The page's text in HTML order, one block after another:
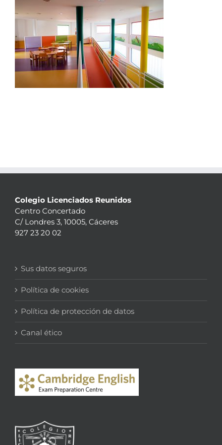
Colegio Licenciados Reunidos
Centro Concertado
C/ Londres 3, 10005, Cáceres
927 23 20 02
Sus datos seguros
Política de cookies
Política de protección de datos
Canal ético